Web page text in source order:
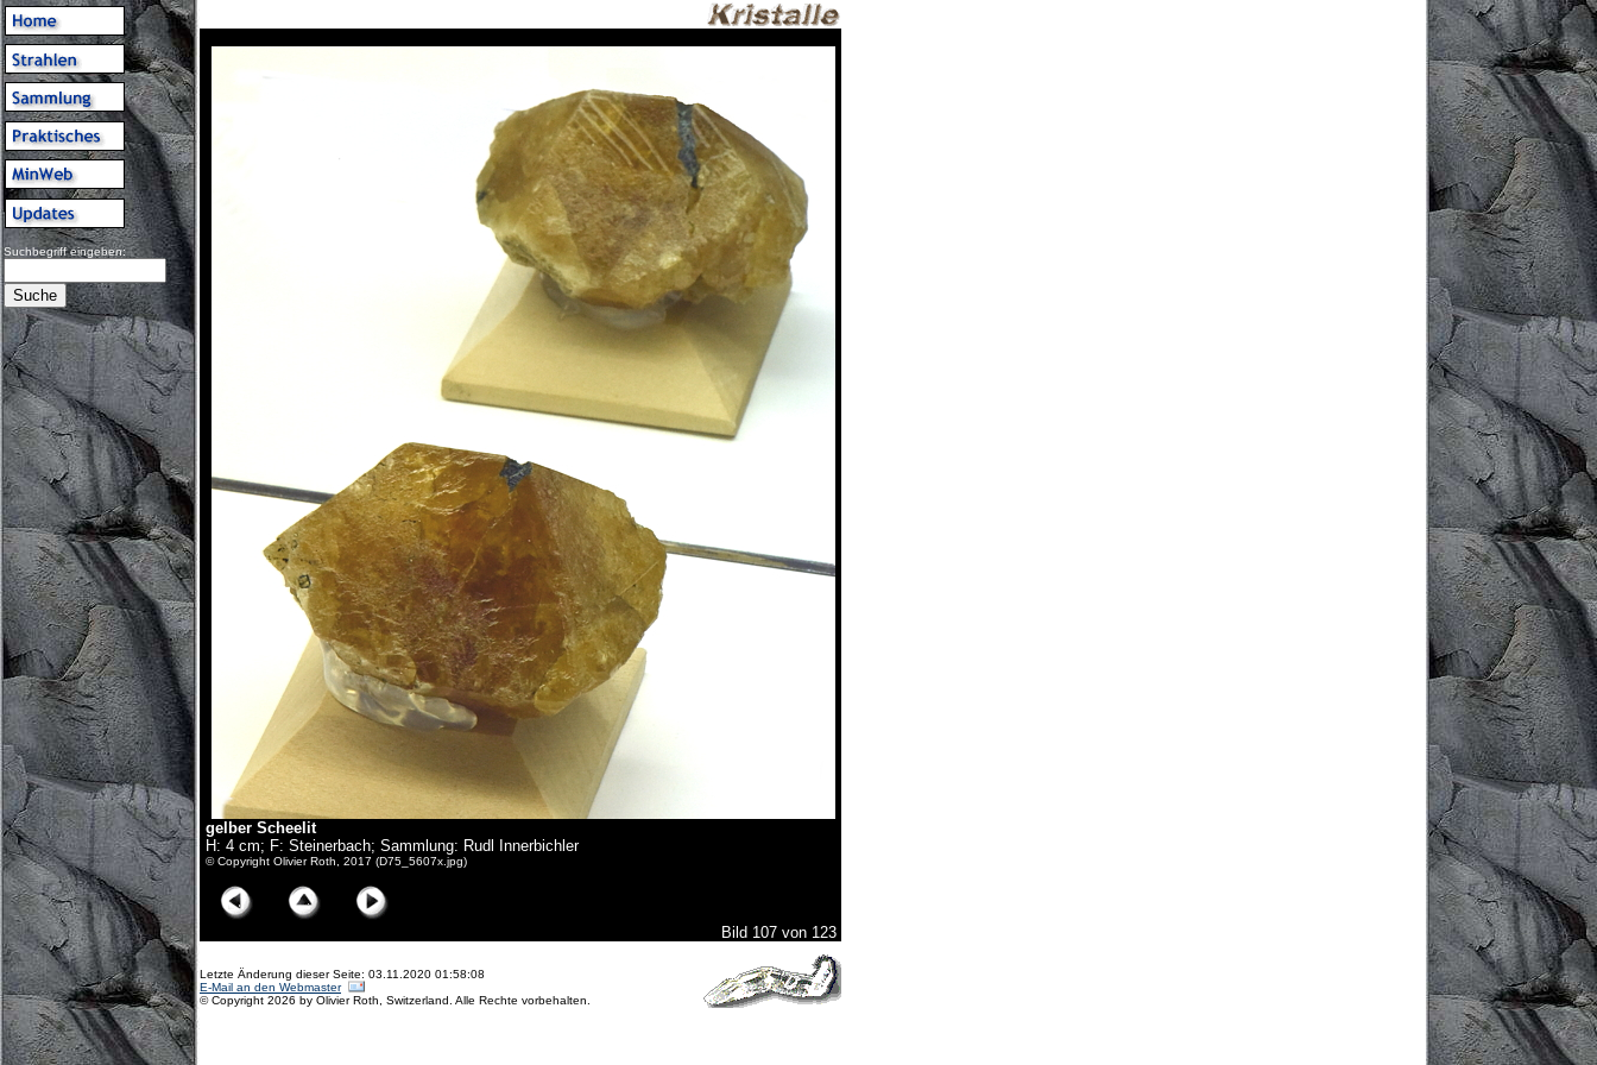
Suchbegriff eingeben:
gelber Scheelit
H: 4 cm; F: Steinerbach; Sammlung: Rudl Innerbichler
© Copyright Olivier Roth, 2017 (D75_5607x.jpg)
Bild 107 von 123
Letzte Änderung dieser Seite: 03.11.2020 01:58:08
E-Mail an den Webmaster
© Copyright 2026 by Olivier Roth, Switzerland. Alle Rechte vorbehalten.